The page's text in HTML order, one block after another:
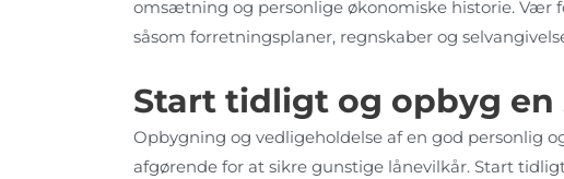
omsætning og personlige økonomiske historie.
såsom forretningsplaner, regnskaber og
Start tidligt og opbyg
Opbygning og vedligeholdelse af en god personlig
afgørende for at sikre gunstige lånevilkår. Start